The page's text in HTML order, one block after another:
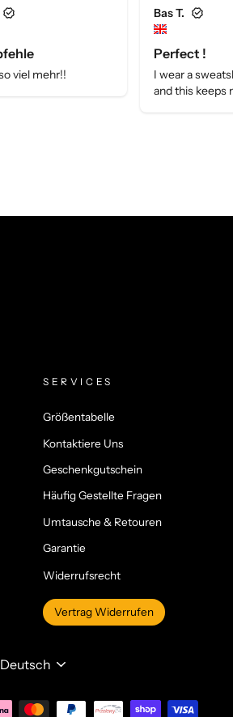
SERVICES
Größentabelle
Kontaktiere Uns
Geschenkgutschein
Häufig Gestellte Fragen
Umtausche & Retouren
Garantie
Widerrufsrecht
Vertrag Widerrufen
SPRACHE
Deutsch